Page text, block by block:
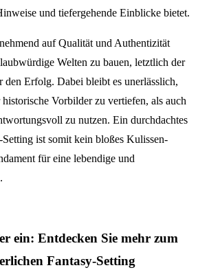
und tiefergehende Einblicke bietet.
auf Qualität und Authentizität
Welten zu bauen, letztlich der
den Erfolg. Dabei bleibt es unerlässlich,
Vorbilder zu vertiefen, als auch
zu nutzen. Ein durchdachtes
ist somit kein bloßes Kulissen-
für eine lebendige und
ein: Entdecken Sie mehr zum
Fantasy-Setting